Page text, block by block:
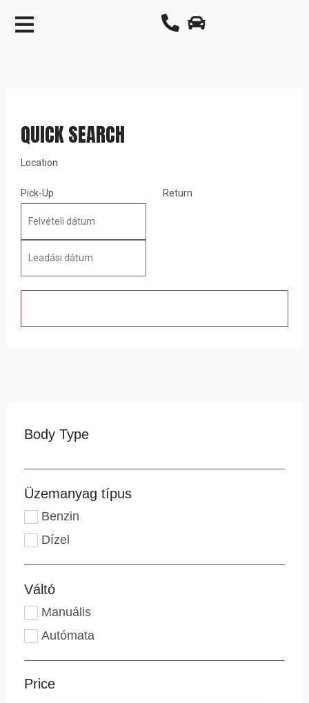
QUICK SEARCH
Location
Pick-Up Return
Body Type
Üzemanyag típus
Benzin
Dízel
Váltó
Manuális
Autómata
Price